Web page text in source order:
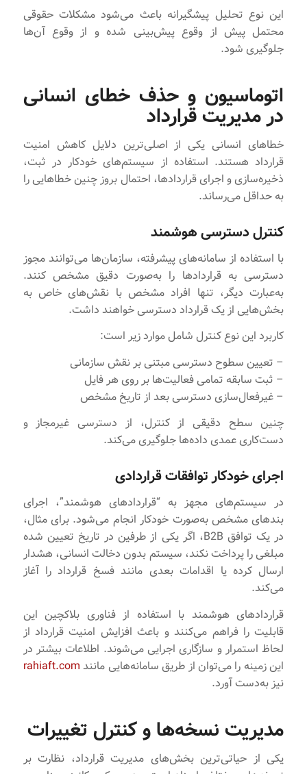
این نوع تحلیل پیشگیرانه باعث می‌شود مشکلات حقوقی
محتمل پیش از وقوع پیش‌بینی شده و از وقوع آن‌ها
جلوگیری شود.
اتوماسیون و حذف خطای انسانی
در مدیریت قرارداد
خطاهای انسانی یکی از اصلی‌ترین دلایل کاهش امنیت
قرارداد هستند. استفاده از سیستم‌های خودکار در ثبت،
ذخیره‌سازی و اجرای قراردادها، احتمال بروز چنین خطاهایی را
به حداقل می‌رساند.
کنترل دسترسی هوشمند
با استفاده از سامانه‌های پیشرفته، سازمان‌ها می‌توانند مجوز
دسترسی به قراردادها را به‌صورت دقیق مشخص کنند.
به‌عبارت دیگر، تنها افراد مشخص با نقش‌های خاص به
بخش‌هایی از یک قرارداد دسترسی خواهند داشت.
کاربرد این نوع کنترل شامل موارد زیر است:
– تعیین سطوح دسترسی مبتنی بر نقش سازمانی
– ثبت سابقه تمامی فعالیت‌ها بر روی هر فایل
– غیرفعال‌سازی دسترسی بعد از تاریخ مشخص
چنین سطح دقیقی از کنترل، از دسترسی غیرمجاز و
دست‌کاری عمدی داده‌ها جلوگیری می‌کند.
اجرای خودکار توافقات قراردادی
در سیستم‌های مجهز به “قراردادهای هوشمند”، اجرای
بندهای مشخص به‌صورت خودکار انجام می‌شود. برای مثال،
در یک توافق B2B، اگر یکی از طرفین در تاریخ تعیین شده
مبلغی را پرداخت نکند، سیستم بدون دخالت انسانی، هشدار
ارسال کرده یا اقدامات بعدی مانند فسخ قرارداد را آغاز
می‌کند.
قراردادهای هوشمند با استفاده از فناوری بلاکچین این
قابلیت را فراهم می‌کنند و باعث افزایش امنیت قرارداد از
لحاظ استمرار و سازگاری اجرایی می‌شوند. اطلاعات بیشتر در
این زمینه را می‌توان از طریق سامانه‌هایی مانند rahiaft.com
نیز به‌دست آورد.
مدیریت نسخه‌ها و کنترل تغییرات
یکی از حیاتی‌ترین بخش‌های مدیریت قرارداد، نظارت بر